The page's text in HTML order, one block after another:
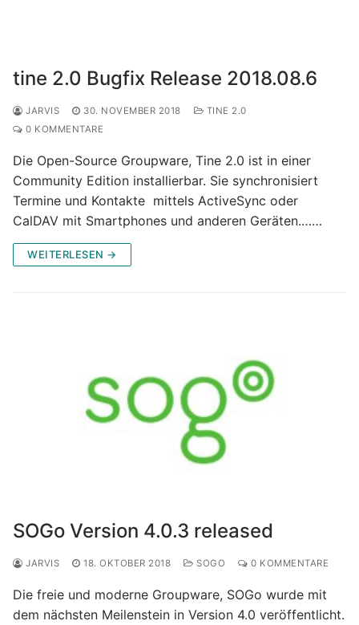
tine 2.0 Bugfix Release 2018.08.6
JARVIS 30. NOVEMBER 2018
TINE 2.0
0 KOMMENTARE
Die Open-Source Groupware, Tine 2.0 ist in einer
Community Edition installierbar. Sie synchronisiert
Termine und Kontakte mittels ActiveSync oder
CalDAV mit Smartphones und anderen Geräten.……
WEITERLESEN →
SOGo Version 4.0.3 released
JARVIS 18. OKTOBER 2018 SOGO 0 KOMMENTARE
Die freie und moderne Groupware, SOGo wurde mit
dem nächsten Meilenstein in Version 4.0 veröffentlicht.